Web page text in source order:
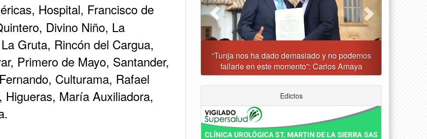
Hospital, Francisco de
Divino Niño, La
Gruta, Rincón del Cargua,
Primero de Mayo, Santander,
Culturama, Rafael
María Auxiliadora,
Tunja prohibirá este viernes la venta de licor, el uso
de drones y otras actividades
Edictos